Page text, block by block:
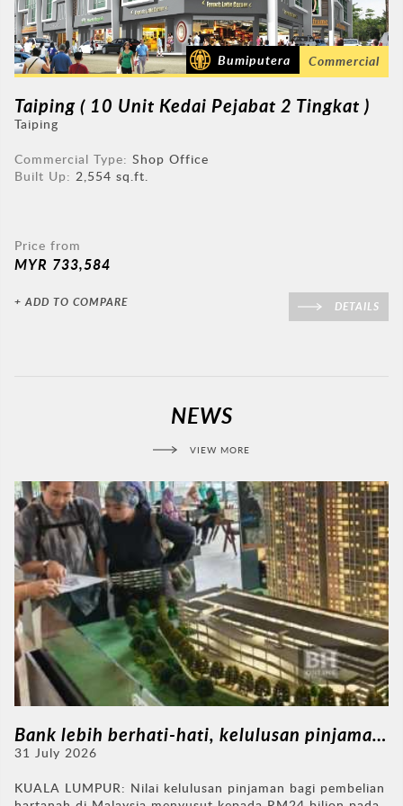
Bumiputera Commercial
Taiping ( 10 Unit Kedai Pejabat 2 Tingkat )
Taiping
Commercial Type: Shop Office
Built Up: 2,554 sq.ft.
Price from
MYR 733,584
+ ADD TO COMPARE DETAILS
NEWS
VIEW MORE
Bank lebih berhati-hati, kelulusan pinjaman perumahan menurun
31 July 2026
KUALA LUMPUR: Nilai kelulusan pinjaman bagi pembelian